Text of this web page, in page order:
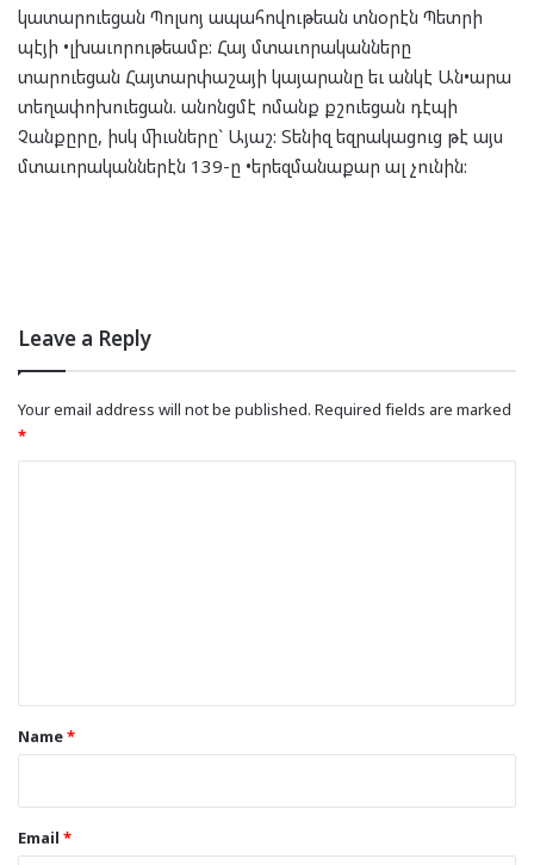
կատարուեցան Պոլսոյ ապահովութեան տնօրէն Պետրի
պէյի •լխաւորութեամբ: Հայ մտաւորականները
տարուեցան Հայտարփաշայի կայարանը եւ անկէ Ան•արա
տեղափոխուեցան. անոնցմէ ոմանք քշուեցան դէպի
Չանքըրը, իսկ միւսները` Այաշ: Տենիզ եզրակացուց թէ այս
մտաւորականներէն 139-ը •երեզմանաքար ալ չունին:
Leave a Reply
Your email address will not be published. Required fields are marked
*
*Name*
Email *